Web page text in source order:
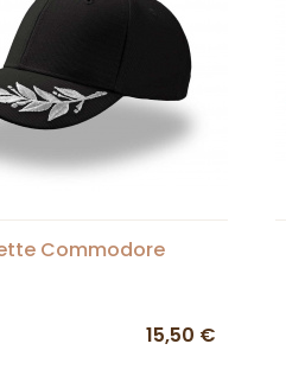
Commodore
15,50 €